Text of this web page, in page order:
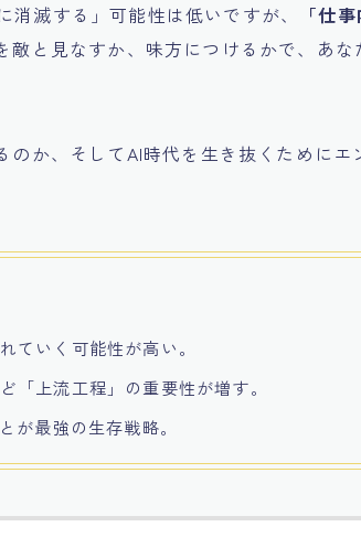
滅する」可能性は低いですが、
「仕
敵と見なすか、味方につけるかで、あな
か、そしてAI時代を生き抜くためにエ
ていく可能性が高い。
「上流工程」の重要性が増す。
が最強の生存戦略。